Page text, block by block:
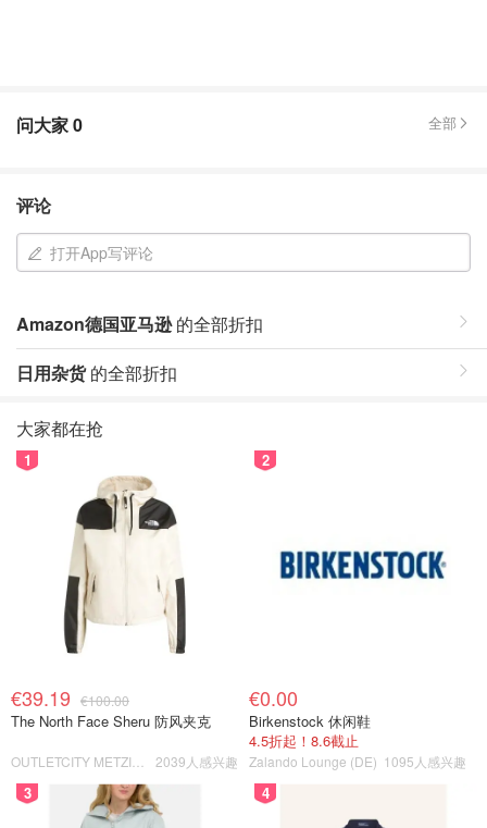
问大家0 全部
评论
打开App写评论
Amazon德国亚马逊的全部折扣
日用杂货的全部折扣
大家都在抢
1
€39.19 €100.00
The North Face Sheru 防风夹克
2039人感兴趣
2
€0.00
Birkenstock 休闲鞋
4.5折起！8.6截止
Zalando Lounge (DE) 1095人感兴趣
3 4